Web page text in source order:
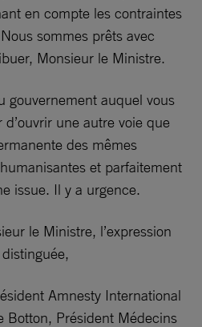
en compte les contraintes
sommes prêts avec
Monsieur le Ministre.
gouvernement auquel vous
d’ouvrir une autre voie que
des mêmes
et parfaitement
issue. Il y a urgence.
le Ministre, l’expression
Amnesty International
Botton, Président Médecins